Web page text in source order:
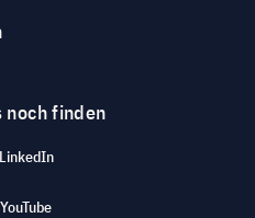
noch finden
LinkedIn
YouTube